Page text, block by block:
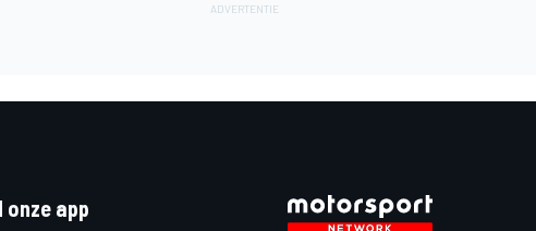
onze app